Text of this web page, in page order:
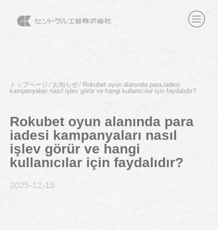
トップページ⁄ お知らせ⁄ Rokubet oyun alanında para iadesi
kampanyaları nasıl işlev görür ve hangi kullanıcılar için faydalıdır?
Rokubet oyun alanında para
iadesi kampanyaları nasıl
işlev görür ve hangi
kullanıcılar için faydalıdır?
2025-12-15